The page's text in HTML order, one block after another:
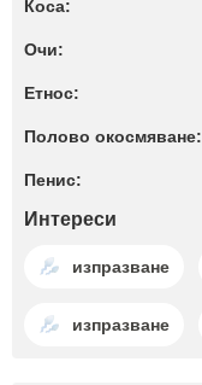
Коса:
Очи:
Етнос:
Полово окосмяване:
Пенис:
Интереси
изпразване
изпразване